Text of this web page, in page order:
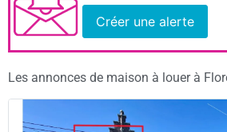
Créer une alerte
Les annonces de maison à louer à